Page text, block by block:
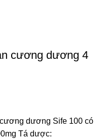
cương dương 4
dương Sife 100 có
Tá dược: